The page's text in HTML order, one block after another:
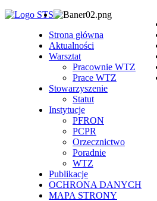
Strona główna
Aktualności
Warsztat
Pracownie WTZ
Prace WTZ
Stowarzyszenie
Statut
Instytucje
PFRON
PCPR
Orzecznictwo
Poradnie
WTZ
Publikacje
OCHRONA DANYCH
MAPA STRONY